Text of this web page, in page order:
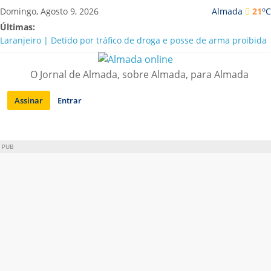
Saltar
para
conteúdo
Almada 21oC
Domingo, Agosto 9, 2026
Últimas:
Laranjeiro | Detido por tráfico de droga e posse de arma proibida
A “crise” da água em Almada: ilações e ensinamentos necessários
Costa da Caparica | Polícia Marítima e ASAE detectam
irregularidades em habitações e restaurantes
APA diz que falta de água em Almada “foi um problema de má
O Jornal de Almada, sobre Almada, para Almada
Assinar Entrar
PUB